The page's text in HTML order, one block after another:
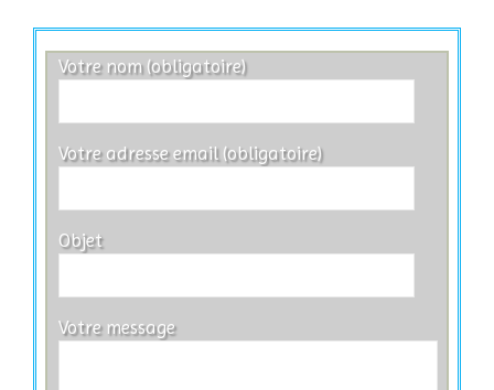
Votre nom (obligatoire)
Votre adresse email (obligatoire)
Objet
Votre message